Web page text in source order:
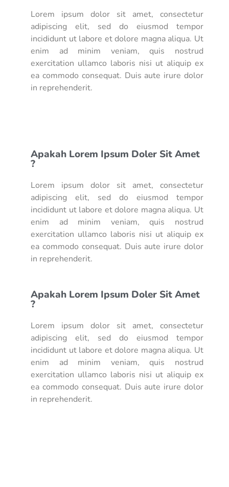
Lorem ipsum dolor sit amet, consectetur
adipiscing elit, sed do eiusmod tempor
incididunt ut labore et dolore magna aliqua. Ut
enim ad minim veniam, quis nostrud
exercitation ullamco laboris nisi ut aliquip ex
ea commodo consequat. Duis aute irure dolor
in reprehenderit.
Apakah Lorem Ipsum Doler Sit Amet
?
Lorem ipsum dolor sit amet, consectetur
adipiscing elit, sed do eiusmod tempor
incididunt ut labore et dolore magna aliqua. Ut
enim ad minim veniam, quis nostrud
exercitation ullamco laboris nisi ut aliquip ex
ea commodo consequat. Duis aute irure dolor
in reprehenderit.
Apakah Lorem Ipsum Doler Sit Amet
?
Lorem ipsum dolor sit amet, consectetur
adipiscing elit, sed do eiusmod tempor
incididunt ut labore et dolore magna aliqua. Ut
enim ad minim veniam, quis nostrud
exercitation ullamco laboris nisi ut aliquip ex
ea commodo consequat. Duis aute irure dolor
in reprehenderit.